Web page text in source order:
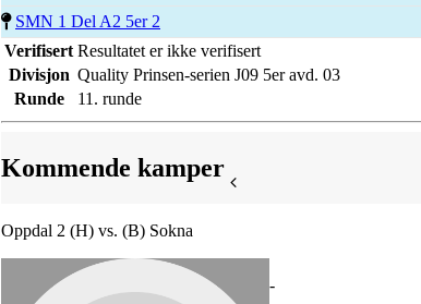
SMN 1 Del A2 5er 2
Verifisert Resultatet er ikke verifisert
Divisjon Quality Prinsen-serien J09 5er avd. 03
Runde
11. runde
Kommende kamper
Oppdal 2 (H) vs. (B) Sokna
-